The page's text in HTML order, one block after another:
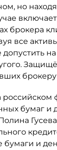
но
брокера
все
бумаг и
бумаги и